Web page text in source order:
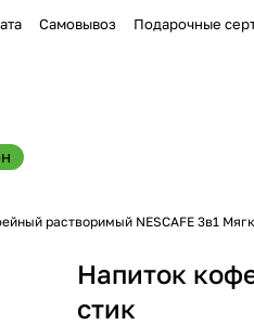
Самовывоз Подарочные
растворимый NESCAFE 3в1
Напиток
стик